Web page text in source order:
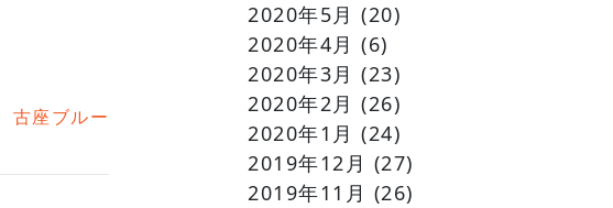
古座ブルー
2020年5月 (20)
2020年4月 (6)
2020年3月 (23)
2020年2月 (26)
2020年1月 (24)
2019年12月 (27)
2019年11月 (26)